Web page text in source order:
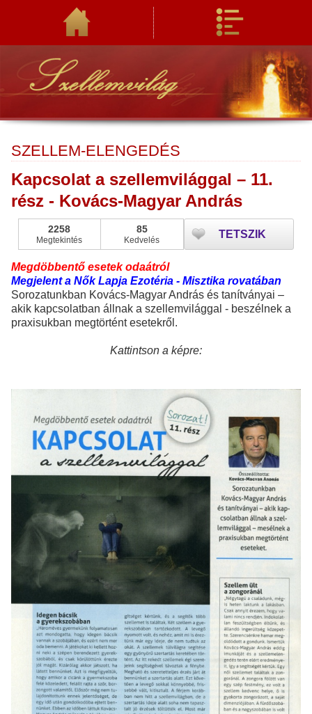
SZELLEM-ELENGEDÉS
Kapcsolat a szellemvilággal – 11.
rész - Kovács-Magyar András
2258
Megtekintés
85
Kedvelés TETSZIK
Megdöbbentő esetek odaátról
Megjelent a Nők Lapja Ezotéria - Misztika rovatában
Sorozatunkban Kovács-Magyar András és tanítványai –
akik kapcsolatban állnak a szellemvilággal - beszélnek a
praxisukban megtörtént esetekről.
Kattintson a képre: